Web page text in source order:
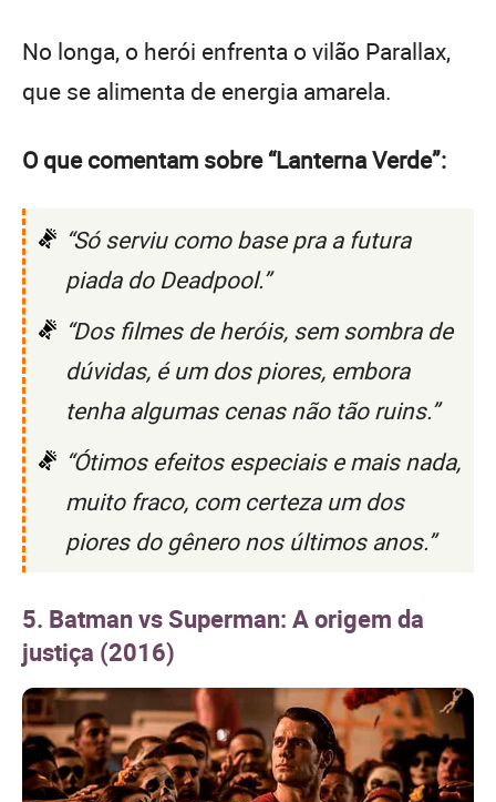
No longa, o herói enfrenta o vilão Parallax,
que se alimenta de energia amarela.
O que comentam sobre “Lanterna Verde”:
“Só serviu como base pra a futura
piada do Deadpool.”
“Dos filmes de heróis, sem sombra de
dúvidas, é um dos piores, embora
tenha algumas cenas não tão ruins.”
“Ótimos efeitos especiais e mais nada,
muito fraco, com certeza um dos
piores do gênero nos últimos anos.”
5. Batman vs Superman: A origem da
justiça (2016)